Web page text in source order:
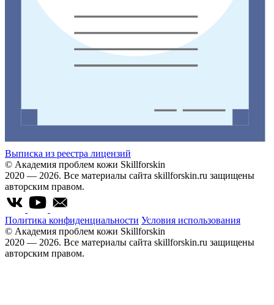
Выписка из реестра лицензий
© Академия проблем кожи Skillforskin
2020 — 2026. Все материалы сайта skillforskin.ru защищены
авторским правом.
Политика конфиденциальности Условия использования
© Академия проблем кожи Skillforskin
2020 — 2026. Все материалы сайта skillforskin.ru защищены
авторским правом.